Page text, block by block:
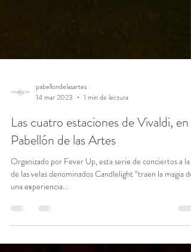
pabellondelasartes
14 mar 2023
1 min de lectura
Las cuatro estaciones de Vivaldi, en el
Pabellón de las Artes
de las velas denominados Candlelight “traen la magia de
una experiencia...